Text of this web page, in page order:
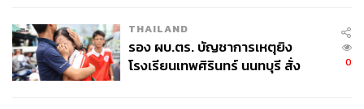
THAILAND
รอง ผบ.ตร. บัญชาการเหตุยิง
โรงเรียนเทพศิรินทร์ นนทบุรี สั่ง
0